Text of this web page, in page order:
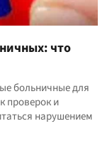
что
больничные для
проверок и
нарушением